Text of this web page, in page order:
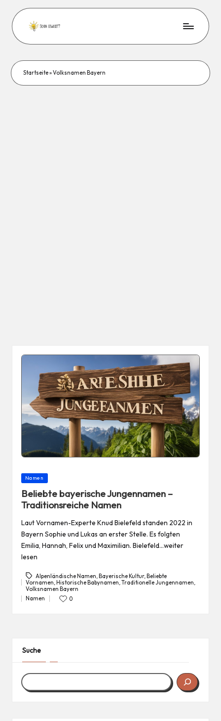
Startseite»Volksnamen Bayern
Posted
Namen
Beliebte bayerische Jungennamen –
Traditionsreiche Namen
Laut Vornamen-Experte Knud Bielefeld standen 2022 in
Bayern Sophie und Lukas an erster Stelle. Es folgten
Emilia, Hannah, Felix und Maximilian. Bielefeld…weiter
lesen
Tags:
Alpenländische Namen Bayerische Kultur, Beliebte
Vornamen Historische Babynamen Traditionelle Jungennamen
Volksnamen Bayern
Posted
Namen 0
Suche